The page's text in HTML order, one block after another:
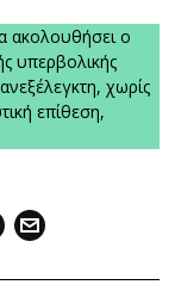
ακολουθήσει ο
υπερβολικής
χωρίς
επίθεση,